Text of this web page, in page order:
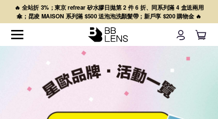
🔥 全站折 3%；東京 refrear 矽水膠日拋第 2 件 6 折、同系列滿 4 盒送兩用
傘；昆凌 MAISON 系列滿 $500 送泡泡洗顏髮帶；新戶享 $200 購物金 🔥